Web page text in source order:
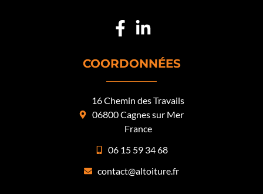
COORDONNÉES
16 Chemin des Travails
06800 Cagnes sur Mer
France
06 15 59 34 68
contact@altoiture.fr